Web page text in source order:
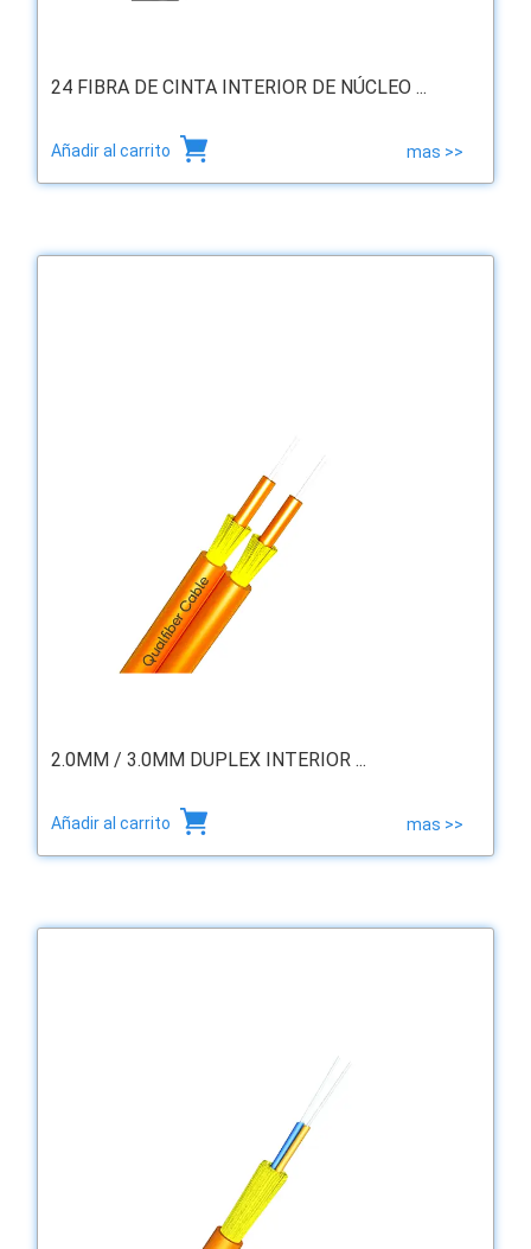
24 FIBRA DE CINTA INTERIOR DE NÚCLEO ...
Añadir al carrito mas >>
2.0MM / 3.0MM DUPLEX INTERIOR ...
Añadir al carrito mas >>